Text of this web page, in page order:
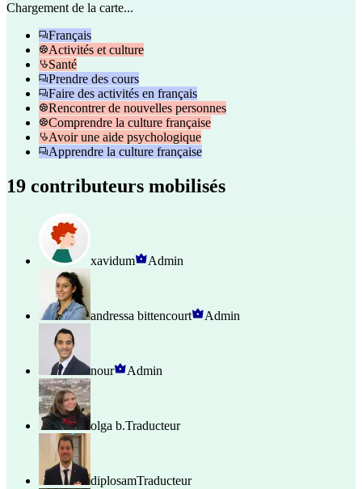
Chargement de la carte...
Français
Activités et culture
Santé
Prendre des cours
Faire des activités en français
Rencontrer de nouvelles personnes
Comprendre la culture française
Avoir une aide psychologique
Apprendre la culture française
19 contributeurs mobilisés
xavidum Admin
andressa bittencourt Admin
nour Admin
olga b.Traducteur
diplosamTraducteur